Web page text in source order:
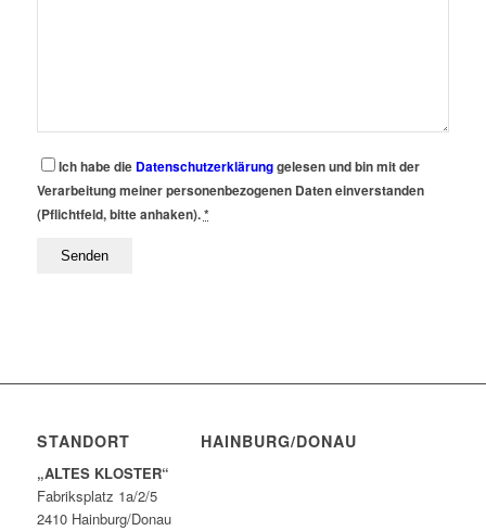
Ich habe die Datenschutzerklärunggelesen und bin mit der
Verarbeitung meiner personenbezogenen Daten einverstanden
(Pflichtfeld, bitte anhaken).*
STANDORT HAINBURG/DONAU
„ALTES KLOSTER“
Fabriksplatz 1a/2/5
2410 Hainburg/Donau